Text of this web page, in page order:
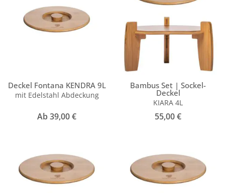
Deckel Fontana KENDRA 9L
mit Edelstahl Abdeckung
Ab39,00€
Bambus Set | Sockel-
Deckel
KIARA 4L
55,00€